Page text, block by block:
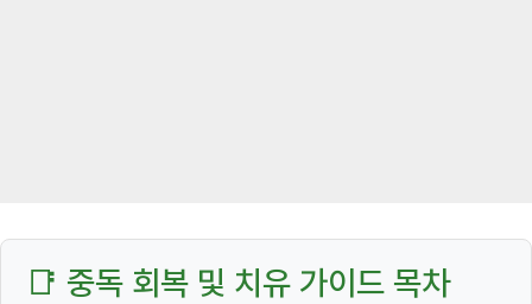
📑 중독 회복 및 치유 가이드 목차